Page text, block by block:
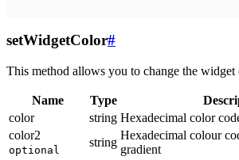
setWidgetColor#
This method allows you to change the widget
Name Type
color
string Hexadecimal color
color2
optional
string
Hexadecimal colour
gradient